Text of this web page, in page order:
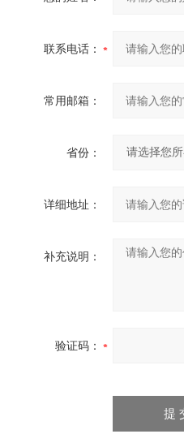
联系电话：
常用邮箱：
省份：
详细地址：
补充说明：
验证码：